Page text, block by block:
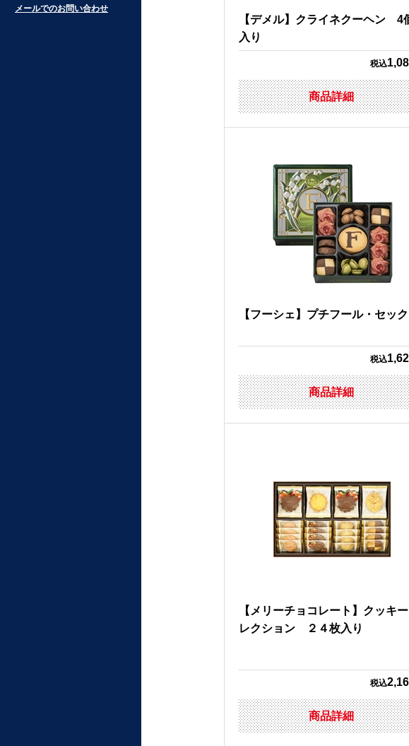
【デメル】クライネクーヘン 4
入り
税込
商品詳細
【フーシェ】プチフール・セック
税込
商品詳細
【メリーチョコレート】クッキ
レクション ２４枚入り
税込
商品詳細
メールでのお問い合わせ